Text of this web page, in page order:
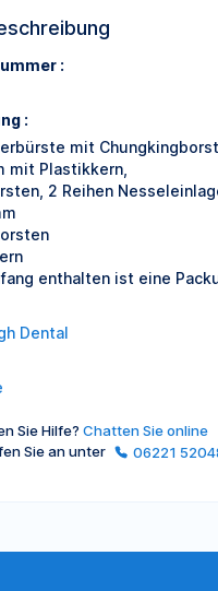
:
:
mit
mit Plastikkern,
2 Reihen
enthalten ist eine
Dental
Sie Hilfe? Chatten Sie online
Sie an unter
06221